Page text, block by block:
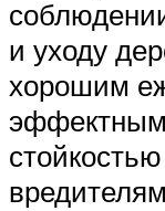
и уходу
хорошим